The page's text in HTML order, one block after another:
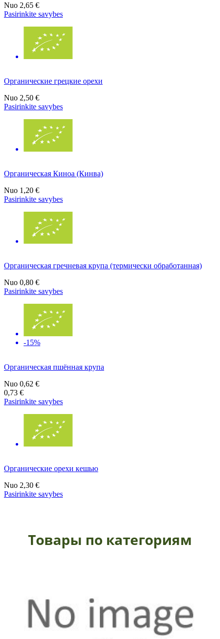
Nuo 2,65 €
Pasirinkite savybes
Органические грецкие орехи
Nuo 2,50 €
Pasirinkite savybes
Органическая Киноа (Кинва)
Nuo 1,20 €
Pasirinkite savybes
Органическая гречневая крупа (термически обработанная)
Nuo 0,80 €
Pasirinkite savybes
-15%
Органическая пшённая крупа
Nuo 0,62 €
0,73 €
Pasirinkite savybes
Органические орехи кешью
Nuo 2,30 €
Pasirinkite savybes
Товары по категориям